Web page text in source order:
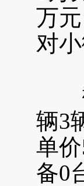
万
对
截
辆3
单
备0